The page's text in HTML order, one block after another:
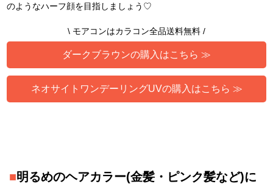
のようなハーフ顔を目指しましょう♡
\ モアコンはカラコン全品送料無料 /
ダークブラウンの購入はこちら ≫
ネオサイトワンデーリングUVの購入はこちら ≫
■明るめのヘアカラー(金髪・ピンク髪など)に